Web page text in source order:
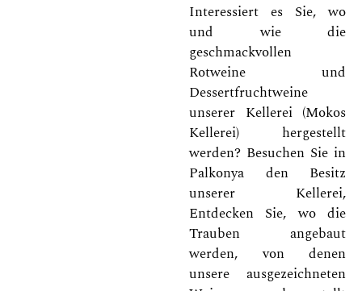
Interessiert es Sie, wo
und wie die
geschmackvollen
Rotweine und
Dessertfruchtweine
unserer Kellerei (Mokos
Kellerei) hergestellt
werden? Besuchen Sie in
Palkonya den Besitz
unserer Kellerei,
Entdecken Sie, wo die
Trauben angebaut
werden, von denen
unsere ausgezeichneten